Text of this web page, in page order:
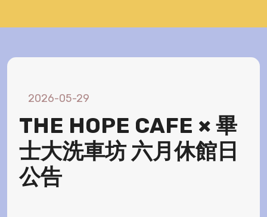
2026-05-29
THE HOPE CAFE × 畢
士大洗車坊 六月休館日
公告